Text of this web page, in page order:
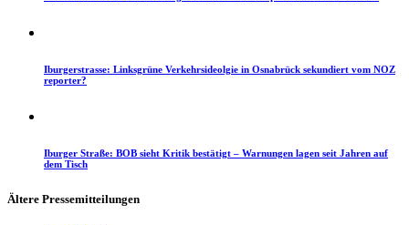
Iburgerstrasse: Linksgrüne Verkehrsideolgie in Osnabrück sekundiert vom NOZ
reporter?
Iburger Straße: BOB sieht Kritik bestätigt – Warnungen lagen seit Jahren auf
dem Tisch
Ältere Pressemitteilungen